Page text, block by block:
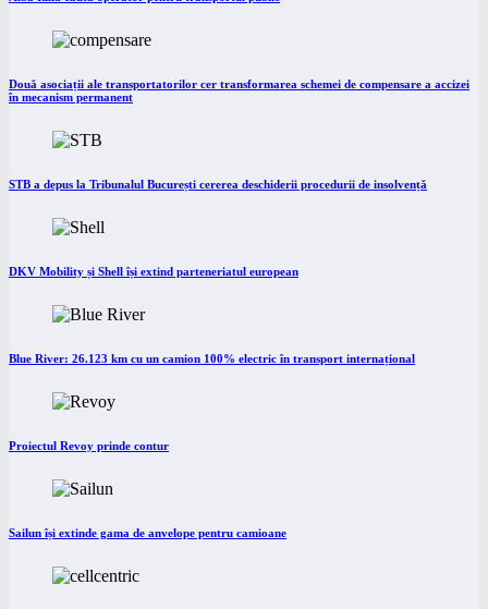
Două asociații ale transportatorilor cer transformarea schemei de compensare a accizei
în mecanism permanent
STB a depus la Tribunalul București cererea deschiderii procedurii de insolvență
DKV Mobility și Shell își extind parteneriatul european
Blue River: 26.123 km cu un camion 100% electric în transport internațional
Proiectul Revoy prinde contur
Sailun își extinde gama de anvelope pentru camioane